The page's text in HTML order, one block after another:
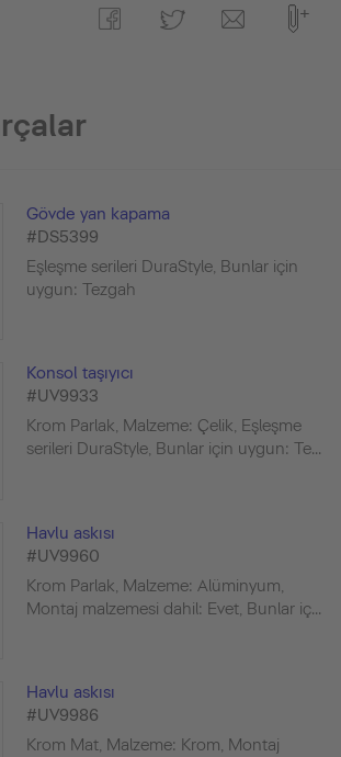
Gövde yan kapama
#DS5399
Eşleşme serileri DuraStyle, Bunlar için
uygun: Tezgah
Konsol taşıyıcı
#UV9933
Krom Parlak, Malzeme: Çelik, Eşleşme
serileri DuraStyle, Bunlar için uygun: Te...
Havlu askısı
#UV9960
Krom Parlak, Malzeme: Alüminyum,
Montaj malzemesi dahil: Evet, Bunlar iç...
Havlu askısı
#UV9986
Krom Mat, Malzeme: Krom, Montaj